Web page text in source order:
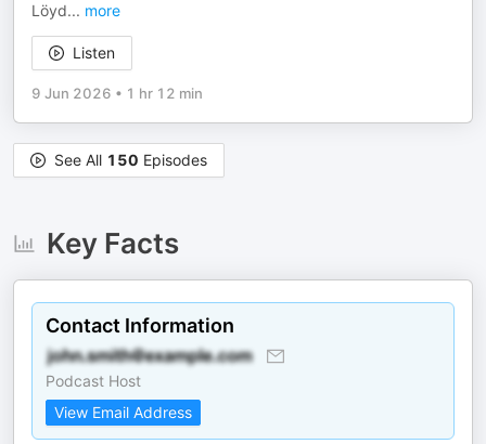
Löyd... more
Listen
9 Jun 2026 • 1 hr 12 min
See All 150 Episodes
Key Facts
Contact Information
Podcast Host
View Email Address